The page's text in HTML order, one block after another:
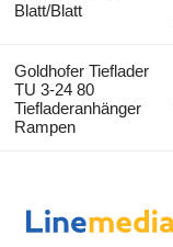
Blatt/Blatt
Goldhofer Tieflader
TU 3-24 80
Tiefladeranhänger
Rampen